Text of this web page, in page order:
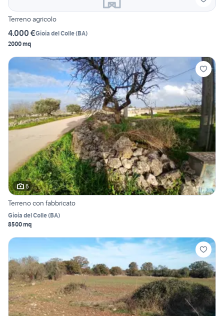
Terreno agricolo
4.000 €Gioia del Colle(BA)
2000 mq
6
Terreno con fabbricato
Gioia del Colle(BA)
8500 mq